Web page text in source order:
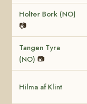
Holter Bork (NO)
📷
Tangen Tyra
(NO) 📷
Hilma af Klint